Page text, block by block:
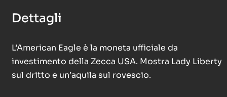
Dettagli
L’American Eagle è la moneta ufficiale da
investimento della Zecca USA. Mostra Lady Liberty
sul dritto e un’aquila sul rovescio.